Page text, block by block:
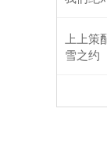
上上策
雪之约